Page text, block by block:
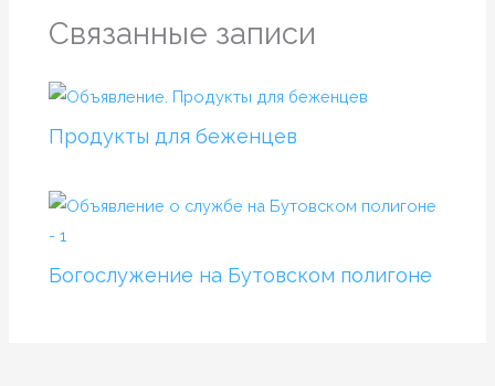
Связанные записи
Продукты для беженцев
Богослужение на Бутовском полигоне